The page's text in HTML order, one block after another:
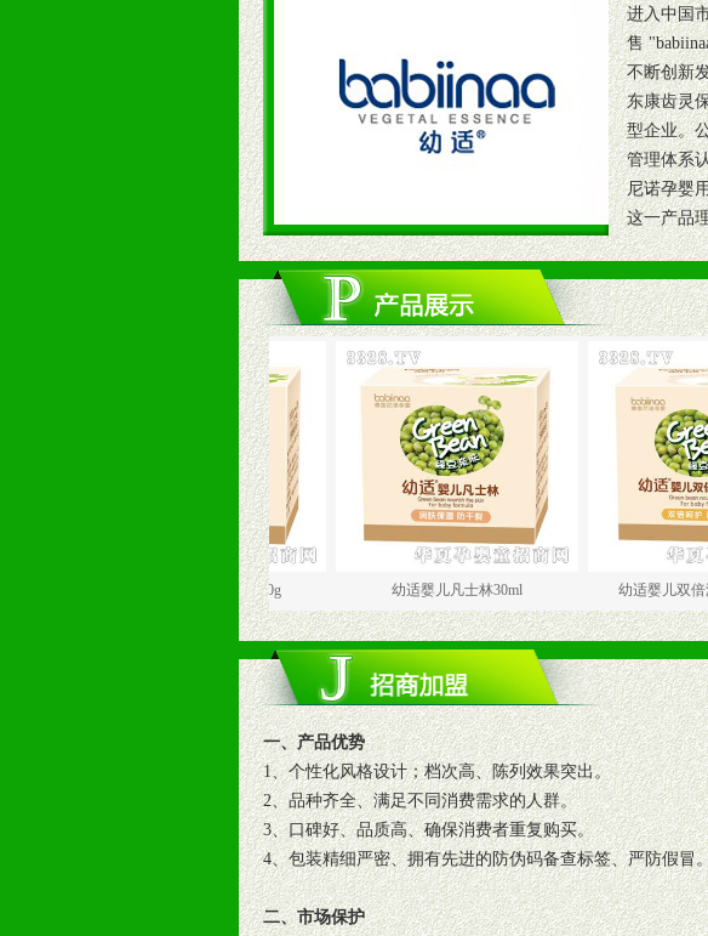
进入中国
售
不断创新
东康齿灵
型企业。
管理体系
尼诺孕婴
这一产品
幼适婴儿凡士林30ml 幼适婴儿双倍润肤保湿
一、产品优势
1、个性化风格设计；档次高、陈列效果突出。
2、品种齐全、满足不同消费需求的人群。
3、口碑好、品质高、确保消费者重复购买。
4、包装精细严密、拥有先进的防伪码备查标签、严防假冒
二、市场保护